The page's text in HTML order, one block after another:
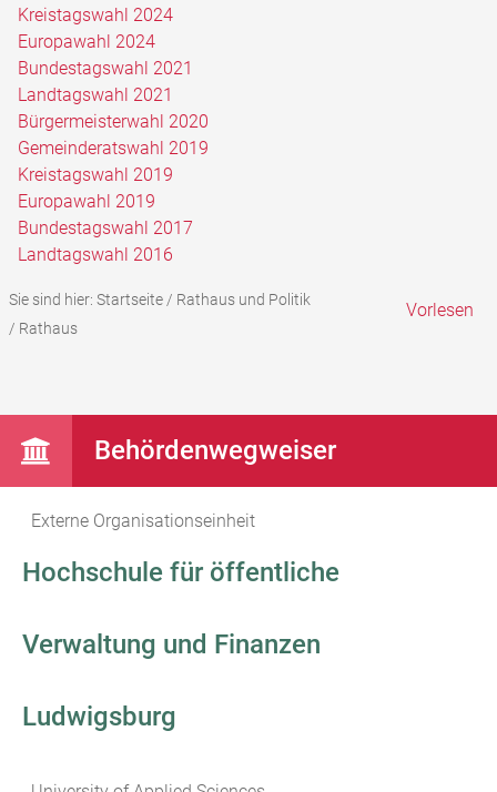
Kreistagswahl 2024
Europawahl 2024
Bundestagswahl 2021
Landtagswahl 2021
Bürgermeisterwahl 2020
Gemeinderatswahl 2019
Kreistagswahl 2019
Europawahl 2019
Bundestagswahl 2017
Landtagswahl 2016
Sie sind hier: Startseite/ Rathaus und Politik
/ Rathaus
Vorlesen
Behördenwegweiser
Externe Organisationseinheit
Hochschule für öffentliche
Verwaltung und Finanzen
Ludwigsburg